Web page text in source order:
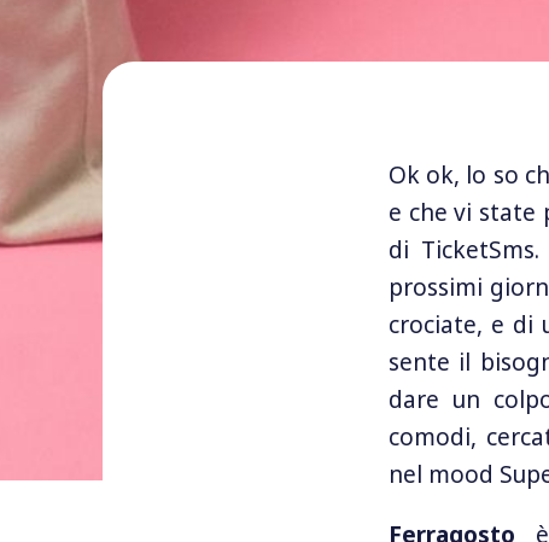
Ok ok, lo so
e che vi state
di
prossimi
crociate, e di
sente il
dare un
comodi,
nel mood
Ferragosto